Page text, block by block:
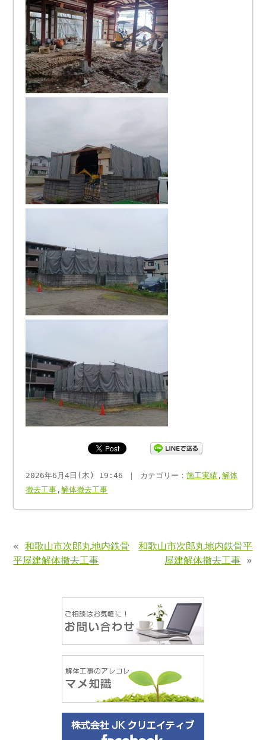
2026年6月4日(木) 19:46 ｜ カテゴリー：施工実績 ,解体
撤去工事 ,解体撤去工事
«和歌山市次郎丸地内鉄骨
平屋建解体撤去工事
和歌山市次郎丸地内鉄骨平
屋建解体撤去工事 »